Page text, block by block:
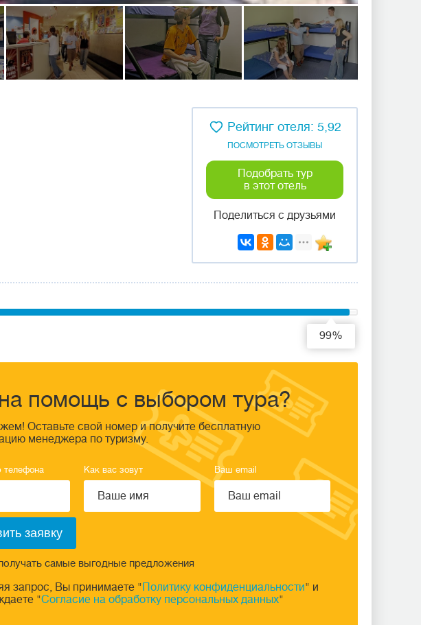
ПОСМОТРЕТЬ ОТЗЫВЫ
Рейтинг отеля: 5,92
Подобрать тур
в этот отель
Поделиться с друзьями
99%
помощь с выбором тура?
Оставьте свой номер и получите бесплатную
менеджера по туризму.
Как вас зовут Ваш email
самые выгодные предложения
запрос, Вы принимаете "Политику конфиденциальности" и
"Согласие на обработку персональных данных"